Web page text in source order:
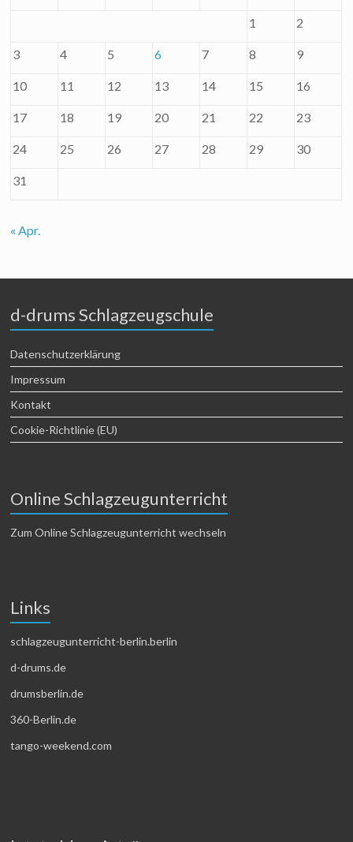
1 2
3 4 5 6 7 8 9
10 11 12 13 14 15 16
17 18 19 20 21 22 23
24 25 26 27 28 29 30
31
« Apr.
d-drums Schlagzeugschule
Datenschutzerklärung
Impressum
Kontakt
Cookie-Richtlinie (EU)
Online Schlagzeugunterricht
Zum Online Schlagzeugunterricht wechseln
Links
schlagzeugunterricht-berlin.berlin
d-drums.de
drumsberlin.de
360-Berlin.de
tango-weekend.com